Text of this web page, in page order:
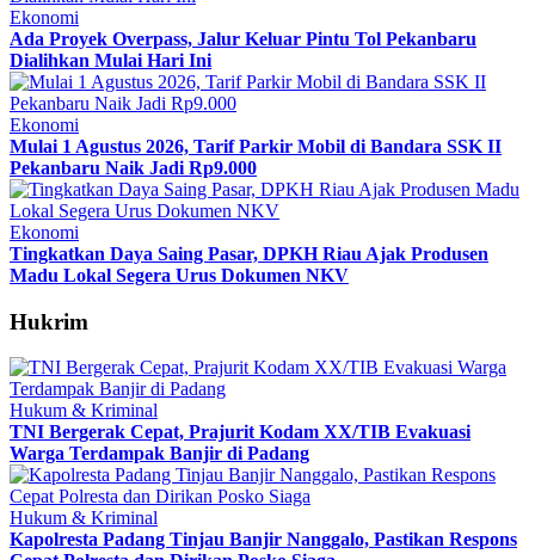
Ekonomi
Ada Proyek Overpass, Jalur Keluar Pintu Tol Pekanbaru
Dialihkan Mulai Hari Ini
Ekonomi
Mulai 1 Agustus 2026, Tarif Parkir Mobil di Bandara SSK II
Pekanbaru Naik Jadi Rp9.000
Ekonomi
Tingkatkan Daya Saing Pasar, DPKH Riau Ajak Produsen
Madu Lokal Segera Urus Dokumen NKV
Hukrim
Hukum & Kriminal
TNI Bergerak Cepat, Prajurit Kodam XX/TIB Evakuasi
Warga Terdampak Banjir di Padang
Hukum & Kriminal
Kapolresta Padang Tinjau Banjir Nanggalo, Pastikan Respons